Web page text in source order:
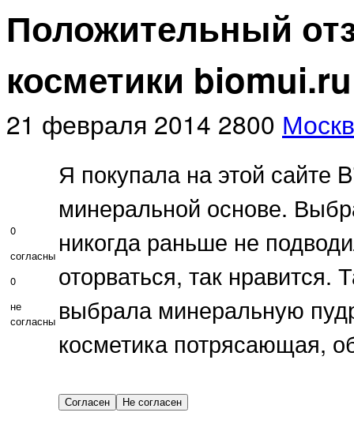
Положительный
косметики biomui.ru
21 февраля 2014 2800
0
согласны
0
не
согласны
Я покупала на этой сайте
минеральной основе.
никогда раньше не
оторваться, так нравится.
выбрала минеральную
косметика потрясающая,